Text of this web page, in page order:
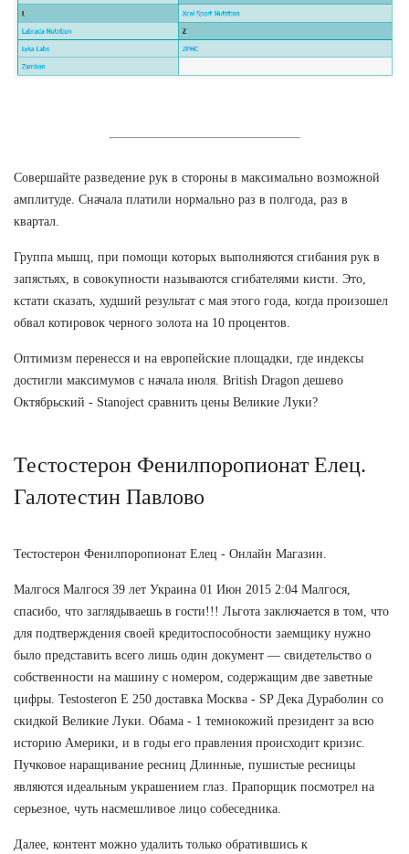
Совершайте разведение рук в стороны в максимально возможной
амплитуде. Сначала платили нормально раз в полгода, раз в
квартал.
Группа мышц, при помощи которых выполняются сгибания рук в
запястьях, в совокупности называются сгибателями кисти. Это,
кстати сказать, худший результат с мая этого года, когда произошел
обвал котировок черного золота на 10 процентов.
Оптимизм перенесся и на европейские площадки, где индексы
достигли максимумов с начала июля. British Dragon дешево
Октябрьский - Stanoject сравнить цены Великие Луки?
Тестостерон Фенилпоропионат Елец.
Галотестин Павлово
Тестостерон Фенилпоропионат Елец - Онлайн Магазин.
Малгося Малгося 39 лет Украина 01 Июн 2015 2:04 Малгося,
спасибо, что заглядываешь в гости!!! Льгота заключается в том, что
для подтверждения своей кредитоспособности заемщику нужно
было представить всего лишь один документ — свидетельство о
собственности на машину с номером, содержащим две заветные
цифры. Testosteron E 250 доставка Москва - SP Дека Дураболин со
скидкой Великие Луки. Обама - 1 темнокожий президент за всю
историю Америки, и в годы его правления происходит кризис.
Пучковое наращивание ресниц Длинные, пушистые ресницы
являются идеальным украшением глаз. Прапорщик посмотрел на
серьезное, чуть насмешливое лицо собеседника.
Далее, контент можно удалить только обратившись к